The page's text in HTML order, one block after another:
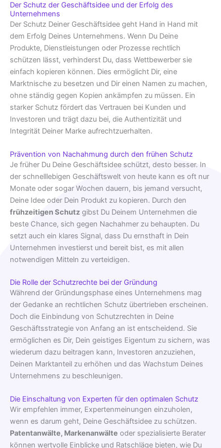
Der Schutz der Geschäftsidee und der Erfolg des
Unternehmens
Der Schutz Deiner Geschäftsidee geht Hand in Hand mit
dem Erfolg Deines Unternehmens. Wenn Du Deine
Produkte, Dienstleistungen oder Prozesse rechtlich
schützen lässt, verhinderst Du, dass Wettbewerber sie
einfach kopieren können. Dies ermöglicht Dir, eine
Marktnische zu besetzen und Dir einen Namen zu machen,
ohne ständig gegen Kopien ankämpfen zu müssen. Ein
starker Schutz fördert das Vertrauen bei Kunden und
Investoren und trägt dazu bei, die Authentizität und
Integrität Deiner Marke aufrechtzuerhalten.
Prävention von Nachahmung durch den frühen Schutz
Je früher Du Deine Geschäftsidee schützt, desto besser. In
der schnelllebigen Geschäftswelt von heute kann es oft nur
Monate oder sogar Wochen dauern, bis jemand versucht,
Deine Idee oder Dein Produkt zu kopieren. Durch den
frühzeitigen Schutz gibst Du Deinem Unternehmen die
beste Chance, sich gegen Nachahmer zu behaupten. Du
setzt auch ein klares Signal, dass Du ernsthaft in Dein
Unternehmen investierst und bereit bist, es mit allen
notwendigen Mitteln zu verteidigen.
Die Rolle der Schutzrechte bei der Gründung
Während der Gründungsphase eines Unternehmens mag
der Gedanke an rechtlichen Schutz übertrieben erscheinen.
Doch die Einbindung von Schutzrechten in Deine
Geschäftsstrategie von Anfang an ist entscheidend. Sie
ermöglichen es Dir, Dein geistiges Eigentum zu sichern, was
wiederum dazu beitragen kann, Investoren anzuziehen,
Deinen Marktanteil zu erhöhen und das Wachstum Deines
Unternehmens zu beschleunigen.
Die Einschaltung von Experten für den optimalen Schutz
Wir empfehlen immer, Expertenmeinungen einzuholen,
wenn es darum geht, Deine Geschäftsidee zu schützen.
Patentanwälte, Markenanwälte oder spezialisierte Berater
können wertvolle Einblicke und Ratschläge bieten, wie Du